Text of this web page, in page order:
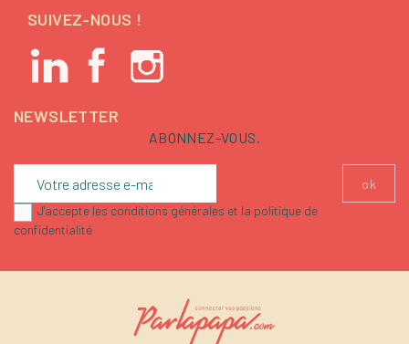
SUIVEZ-NOUS !
NEWSLETTER
ABONNEZ-VOUS.
J'accepte les conditions générales et la politique de
confidentialité